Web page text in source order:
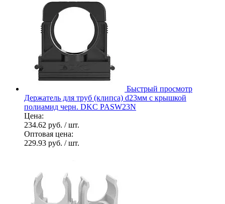
Быстрый просмотр
Держатель для труб (клипса) d23мм с крышкой
полиамид черн. DKC PASW23N
Цена:
234.62 руб. / шт.
Оптовая цена:
229.93 руб. / шт.